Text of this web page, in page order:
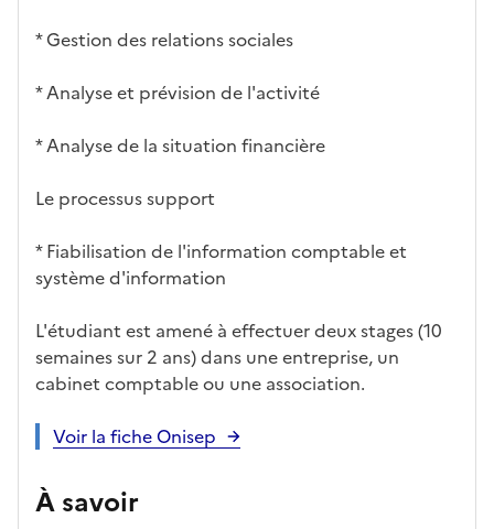
* Gestion des relations sociales
* Analyse et prévision de l'activité
* Analyse de la situation financière
Le processus support
* Fiabilisation de l'information comptable et
système d'information
L'étudiant est amené à effectuer deux stages (10
semaines sur 2 ans) dans une entreprise, un
cabinet comptable ou une association.
Voir la fiche Onisep
À savoir